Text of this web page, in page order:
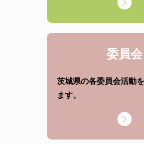
委員会
茨城県の各委員会活動
ます。